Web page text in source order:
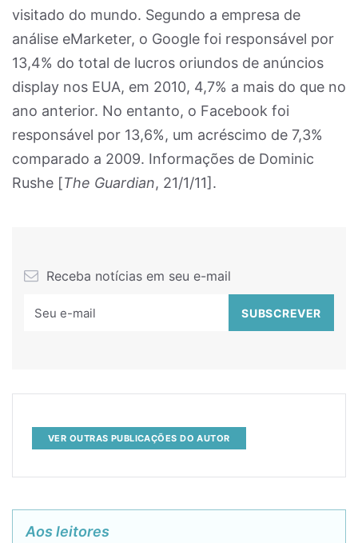
visitado do mundo. Segundo a empresa de
análise eMarketer, o Google foi responsável por
13,4% do total de lucros oriundos de anúncios
display nos EUA, em 2010, 4,7% a mais do que no
ano anterior. No entanto, o Facebook foi
responsável por 13,6%, um acréscimo de 7,3%
comparado a 2009. Informações de Dominic
Rushe [The Guardian, 21/1/11].
Receba notícias em seu e-mail
VER OUTRAS PUBLICAÇÕES DO AUTOR
Aos leitores